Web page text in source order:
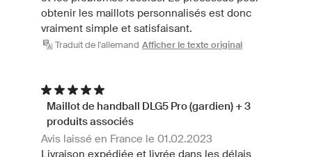
obtenir les maillots personnalisés est donc
vraiment simple et satisfaisant.
Traduit de l'allemand Afficher le texte original
Maillot de handball DLG5 Pro (gardien) + 3
produits associés
Avis laissé en France le 01.02.2023
Livraison expédiée et livrée dans les délais